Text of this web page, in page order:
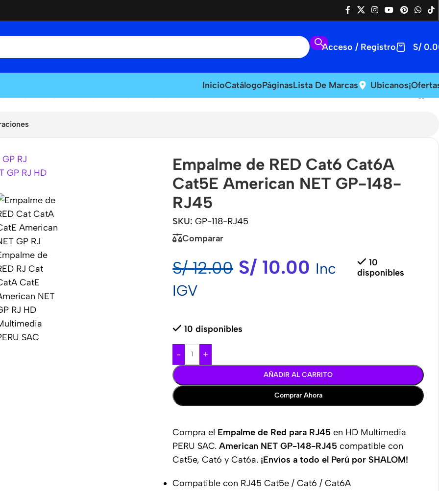
Acceso / Registro S/
InicioCatálogoPáginasLista De Marcas Ubícanos
Cat6A Cat5E American NET GP-148-RJ45
Empalme de RED Cat6 Cat6A
Cat5E American NET GP-148-
RJ45
SKU:GP-118-RJ45
Comparar
S/12.00 S/ 10.00 Inc
IGV
10
disponibles
10 disponibles
- +
AÑADIR AL CARRITO
Comprar Ahora
Compra el Empalme de Red para RJ45 en HD Multimedia
PERU SAC.American NET GP-148-RJ45 compatible con
Cat5e, Cat6 y Cat6a. ¡Envíos a todo el Perú por SHALOM!
Compatible con RJ45 Cat5e / Cat6 / Cat6A